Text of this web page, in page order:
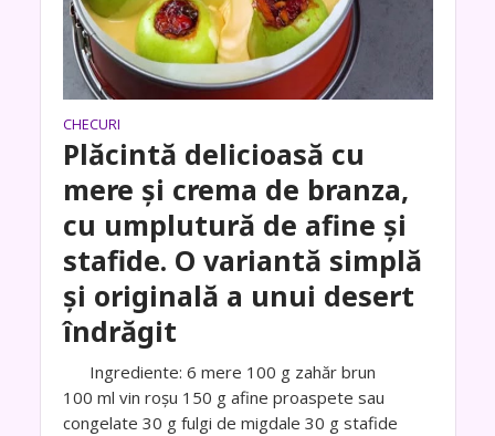
CHECURI
Plăcintă delicioasă cu
mere și crema de branza,
cu umplutură de afine și
stafide. O variantă simplă
și originală a unui desert
îndrăgit
Ingrediente: 6 mere 100 g zahăr brun
100 ml vin roșu 150 g afine proaspete sau
congelate 30 g fulgi de migdale 30 g stafide